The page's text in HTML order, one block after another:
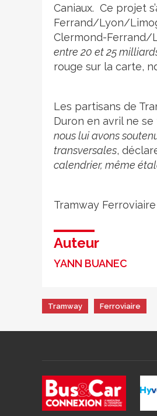
Caniaux. Ce projet
Ferrand/Lyon/
Clermond-Ferrand/
entre 20 et 25
rouge sur la carte,
Les partisans de
Duron en avril ne
nous lui avons
transversales,
calendrier, même
Tramway Ferroviaire
Auteur
YANN BUANEC
Tramway Ferroviaire